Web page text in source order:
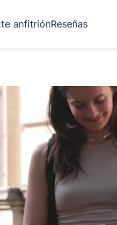
anfitriónReseñas